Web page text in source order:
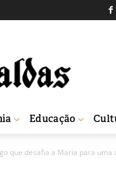
Educação
que desafia a Maria para uma